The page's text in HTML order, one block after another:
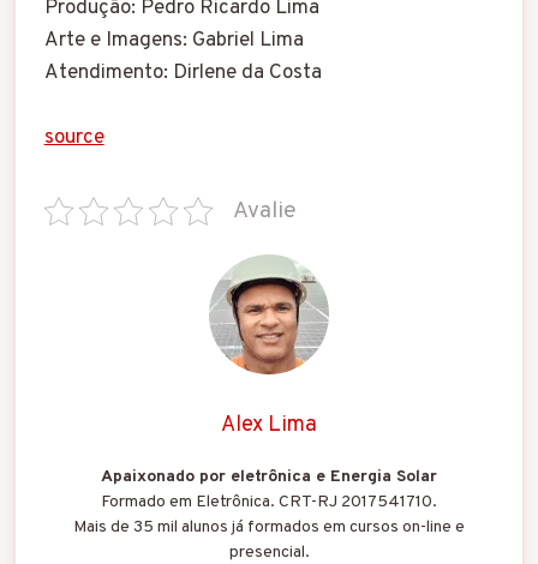
Produção: Pedro Ricardo Lima
Arte e Imagens: Gabriel Lima
Atendimento: Dirlene da Costa
source
Avalie
Alex Lima
Apaixonado por eletrônica e Energia Solar
Formado em Eletrônica. CRT-RJ 2017541710.
Mais de 35 mil alunos já formados em cursos on-line e
presencial.